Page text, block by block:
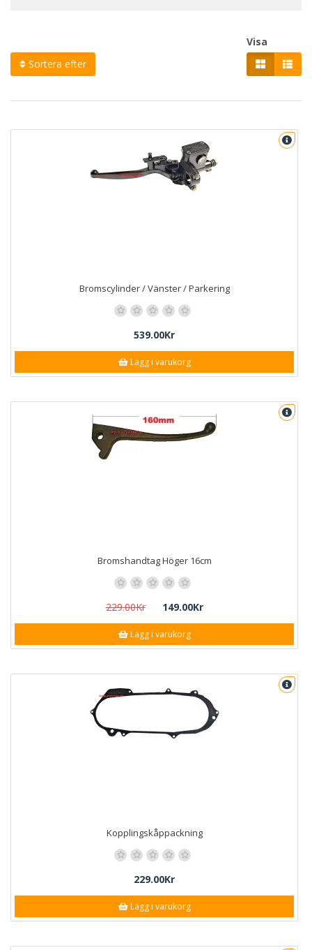
Sortera efter
Visa
Bromscylinder / Vänster / Parkering
539.00Kr
Lägg i varukorg
Bromshandtag Höger 16cm
229.00Kr 149.00Kr
Lägg i varukorg
Kopplingskåppackning
229.00Kr
Lägg i varukorg